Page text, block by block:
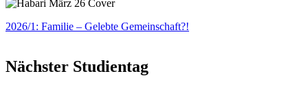
2026/1: Familie – Gelebte Gemeinschaft?!
Nächster Studientag